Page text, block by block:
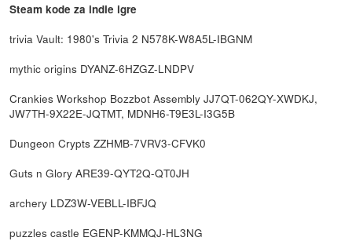
Steam kode za indie igre
trivia Vault: 1980's Trivia 2 N578K-W8A5L-IBGNM
mythic origins DYANZ-6HZGZ-LNDPV
Crankies Workshop Bozzbot Assembly JJ7QT-062QY-XWDKJ,
JW7TH-9X22E-JQTMT, MDNH6-T9E3L-I3G5B
Dungeon Crypts ZZHMB-7VRV3-CFVK0
Guts n Glory ARE39-QYT2Q-QT0JH
archery LDZ3W-VEBLL-IBFJQ
puzzles castle EGENP-KMMQJ-HL3NG